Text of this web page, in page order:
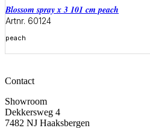
blossom spray x 3 101 cm peach
Artnr. 60124
peach
Meer informatie
Contact
Showroom
Dekkersweg 4
7482 NJ Haaksbergen